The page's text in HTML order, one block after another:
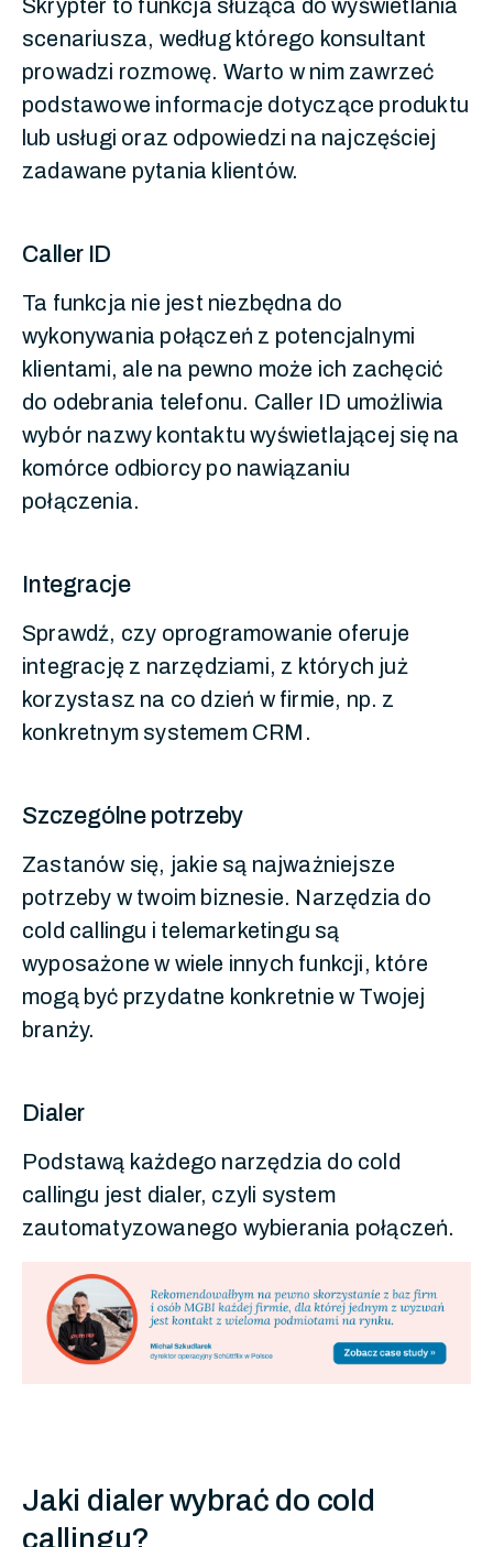
Skrypter to funkcja służąca do wyświetlania
scenariusza, według którego konsultant
prowadzi rozmowę. Warto w nim zawrzeć
podstawowe informacje dotyczące produktu
lub usługi oraz odpowiedzi na najczęściej
zadawane pytania klientów.
Caller ID
Ta funkcja nie jest niezbędna do
wykonywania połączeń z potencjalnymi
klientami, ale na pewno może ich zachęcić
do odebrania telefonu. Caller ID umożliwia
wybór nazwy kontaktu wyświetlającej się na
komórce odbiorcy po nawiązaniu
połączenia.
Integracje
Sprawdź, czy oprogramowanie oferuje
integrację z narzędziami, z których już
korzystasz na co dzień w firmie, np. z
konkretnym systemem CRM.
Szczególne potrzeby
Zastanów się, jakie są najważniejsze
potrzeby w twoim biznesie. Narzędzia do
cold callingu i telemarketingu są
wyposażone w wiele innych funkcji, które
mogą być przydatne konkretnie w Twojej
branży.
Dialer
Podstawą każdego narzędzia do cold
callingu jest dialer, czyli system
zautomatyzowanego wybierania połączeń.
Jaki dialer wybrać do cold
callingu?